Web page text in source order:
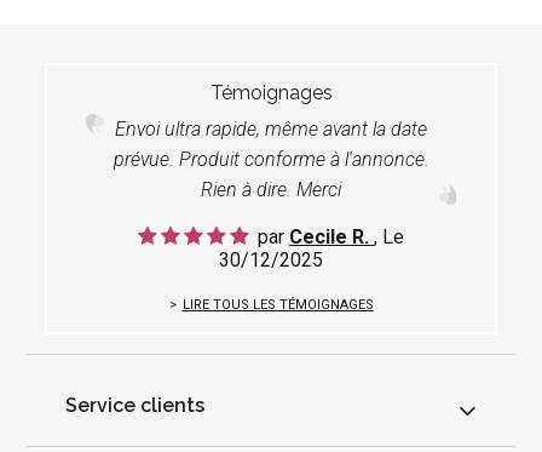
Témoignages
Envoi ultra rapide, même avant la date
prévue. Produit conforme à l'annonce.
Rien à dire. Merci
par Cecile R. , Le
30/12/2025
LIRE TOUS LES TÉMOIGNAGES
Service clients